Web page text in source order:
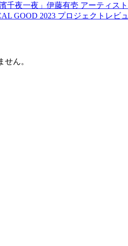
千夜一夜」伊藤有壱 アーティス
GOOD 2023 プロジェクトレビ
ん。